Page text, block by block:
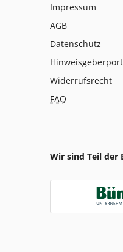
Impressum
AGB
Datenschutz
Widerrufsrecht
FAQ
Wir sind Teil der